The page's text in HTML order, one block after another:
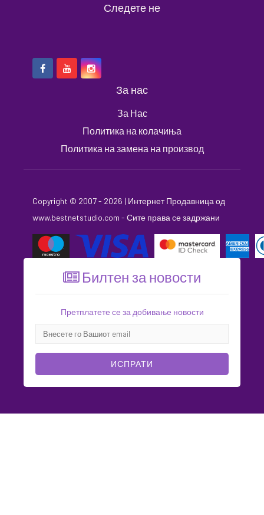
Следете не
За нас
За Нас
Политика на колачиња
Политика на замена на производ
Copyright © 2007 - 2026 | Интернет Продавница од
www.bestnetstudio.com - Сите права се задржани
Билтен за новости
Претплатете се за добивање новости
ИСПРАТИ